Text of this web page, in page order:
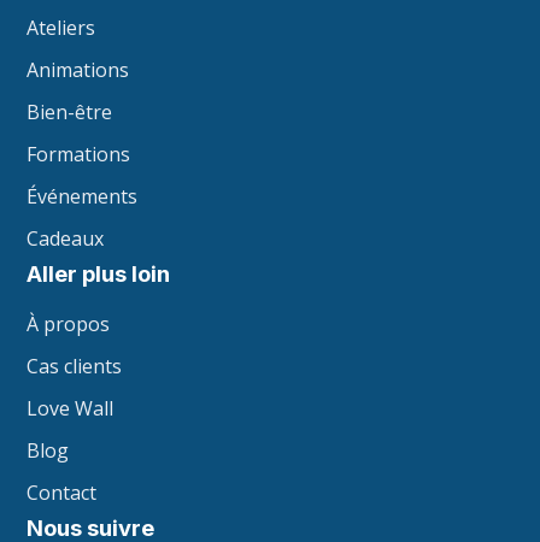
Ateliers
Animations
Bien-être
Formations
Événements
Cadeaux
Aller plus loin
À propos
Cas clients
Love Wall
Blog
Contact
Nous suivre